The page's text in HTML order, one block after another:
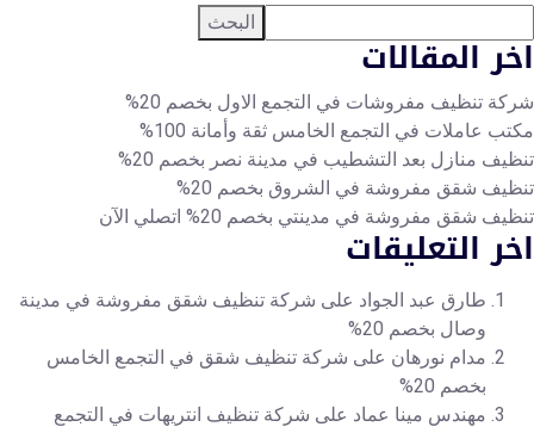
البحث
المقالات
تنظيف مفروشات في التجمع الاول بخصم 20%
عاملات في التجمع الخامس ثقة وأمانة 100%
منازل بعد التشطيب في مدينة نصر بخصم 20%
شقق مفروشة في الشروق بخصم 20%
شقق مفروشة في مدينتي بخصم 20% اتصلي الآن
التعليقات
طارق عبد الجوادعلى شركة تنظيف شقق مفروشة في مدينة
وصال بخصم 20%
مدام نورهانعلى شركة تنظيف شقق في التجمع الخامس
بخصم 20%
مهندس مينا عمادعلى شركة تنظيف انتريهات في التجمع